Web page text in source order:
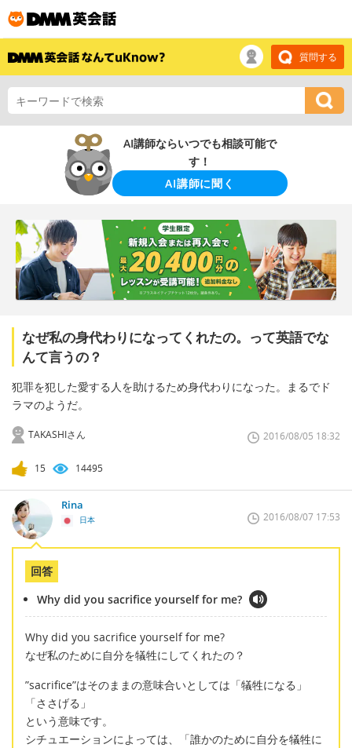
質問する
AI講師ならいつでも相談可能で
す！
AI講師に聞く
なぜ私の身代わりになってくれたの。って英語でな
んて言うの？
犯罪を犯した愛する人を助けるため身代わりになった。まるでド
ラマのようだ。
TAKASHIさん 2016/08/05 18:32
15 14495
Rina
日本 2016/08/07 17:53
回答
Why did you sacrifice yourself for me?
Why did you sacrifice yourself for me?
なぜ私のために自分を犠牲にしてくれたの？
”sacrifice”はそのままの意味合いとしては「犠牲になる」
「ささげる」
という意味です。
シチュエーションによっては、「誰かのために自分を犠牲に